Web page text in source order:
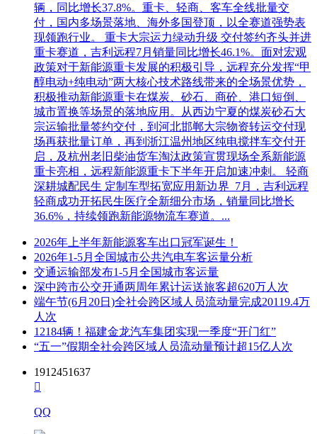
辆，同比增长37.8%。重卡、轻商、客车全线批量交
付，国内多场景落地、海外多国登顶，以全赛道强势表
现领跑行业。 重卡大宗运力绿动升级 交付签约齐头并进
重卡赛道，吉利远程7月销量同比增长46.1%。面对宏观
政策对于新能源重卡发展的积极引导，远程充分发挥“甲
醇电动+纯电动”两大核心技术路线带来的全场景优势，
积极推动新能源重卡在煤炭、砂石、商砼、港口短倒、
城市置换等场景的落地应用。从西边宁夏的煤炭砂石大
宗运输批量签约交付，到河北邯郸大宗物资转运交付现
场再获批量订单，再到浙江温州地区纯电搅拌车交付开
启，及杭州老旧柴油货车淘汰政策宣贯现场全系新能源
重卡亮相，远程新能源重卡下半年开启加速冲刺。 轻商
深耕城配民生 定制车型拓宽应用新边界 7月，吉利远程
轻商成功开拓民生医疗全新细分市场，销量同比增长
36.6%，持续领跑新能源物流车赛道。...
2026年上半年新能源客车出口冠军诞生！
2026年1-5月全国城市公共汽电车客运量分析
交通运输部发布1-5月全国城市客运量
深中跨市公交开通两周年累计运送旅客超620万人次
端午节(6月20日)全社会跨区域人员流动量完成20119.4万
人次
12184辆！福建金龙汽车集团实现一季度“开门红”
“五一”假期全社会跨区域人员流动量预计超15亿人次
1912451637

QQ